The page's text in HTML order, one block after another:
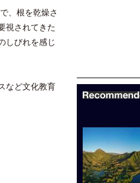
、根を乾燥さ
視されてきた
しびれを感じ
など文化教育